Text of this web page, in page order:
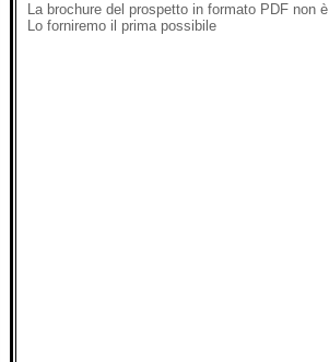
La brochure del prospetto in formato PDF non
Lo forniremo il prima possibile